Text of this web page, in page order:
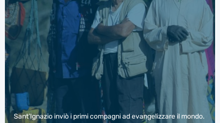
Sant’Ignazio inviò i primi compagni ad evangelizzare il mondo.